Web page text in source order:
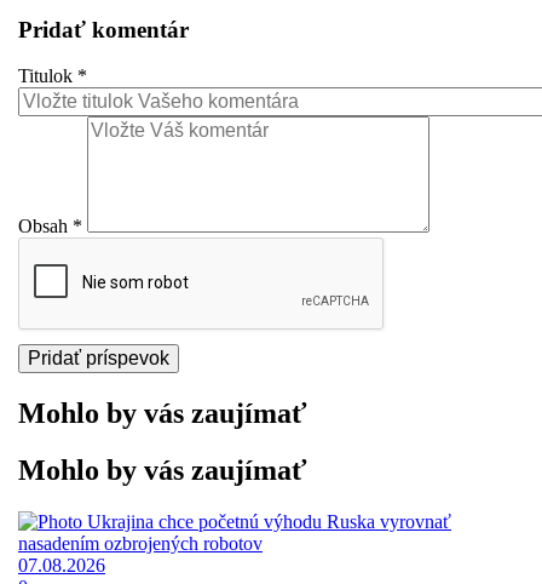
Pridať komentár
Titulok *
Obsah *
Mohlo by vás zaujímať
Mohlo by vás zaujímať
07.08.2026